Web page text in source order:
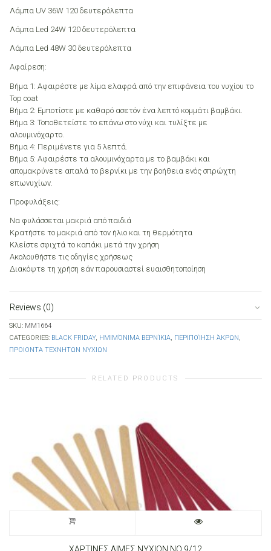
Λάμπα UV 36W 120 δευτερόλεπτα
Λάμπα Led 24W 120 δευτερόλεπτα
Λάμπα Led 48W 30 δευτερόλεπτα
Αφαίρεση:
Βήμα 1: Αφαιρέστε με λίμα ελαφρά από την επιφάνεια του νυχίου το
Top coat
Βήμα 2: Εμποτίστε με καθαρό ασετόν ένα λεπτό κομμάτι βαμβάκι.
Βήμα 3: Τοποθετείστε το επάνω στο νύχι και τυλίξτε με
αλουμινόχαρτο.
Βήμα 4: Περιμένετε για 5 λεπτά.
Βήμα 5: Αφαιρέστε τα αλουμινόχαρτα με το βαμβάκι και
απομακρύνετε απαλά το βερνίκι με την βοήθεια ενός σπρώχτη
επωνυχίων.
Προφυλάξεις:
Να φυλάσσεται μακριά από παιδιά
Κρατήστε το μακριά από τον ήλιο και τη θερμότητα
Κλείστε σφιχτά το καπάκι μετά την χρήση
Ακολουθήστε τις οδηγίες χρήσεως
Διακόψτε τη χρήση εάν παρουσιαστεί ευαισθητοποίηση
Reviews (0)
SKU: MM1664
CATEGORIES: BLACK FRIDAY, ΗΜΙΜΌΝΙΜΑ ΒΕΡΝΊΚΙΑ, ΠΕΡΙΠΟΊΗΣΗ ΆΚΡΩΝ,
ΠΡΟΙΟΝΤΑ ΤΕΧΝΗΤΩΝ ΝΥΧΙΩΝ
RELATED PRODUCTS